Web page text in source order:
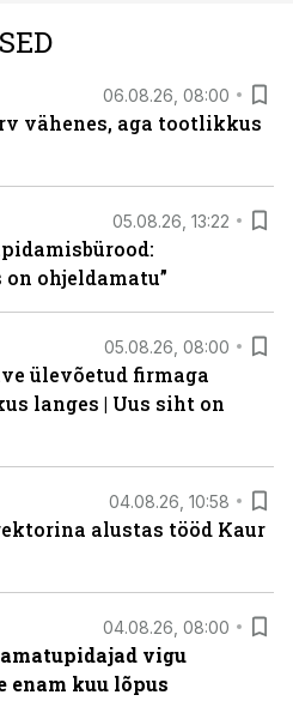
06.08.26, 08:00
vähenes, aga tootlikkus
05.08.26, 13:22
ohjeldamatu”
05.08.26, 08:00
ülevõetud firmaga
langes | Uus siht on
04.08.26, 10:58
alustas tööd Kaur
04.08.26, 08:00
vigu
enam kuu lõpus